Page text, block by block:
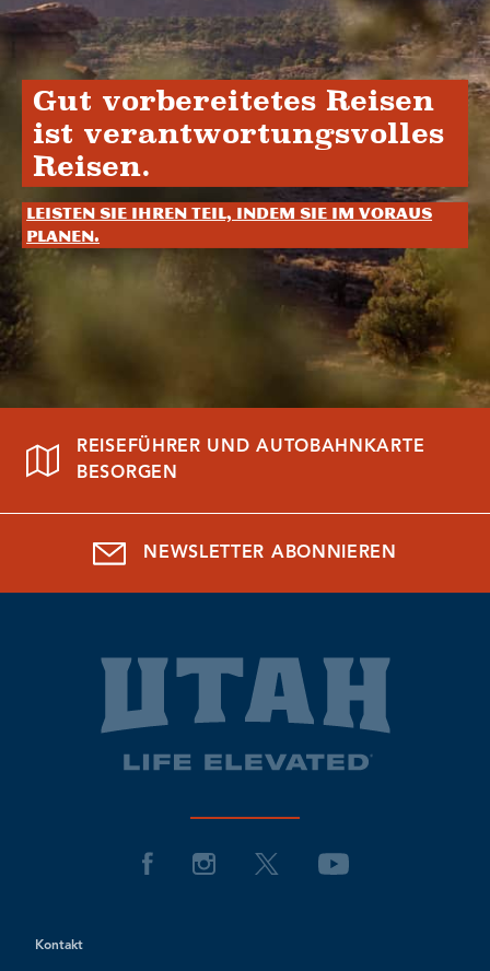
Gut vorbereitetes Reisen
ist verantwortungsvolles
Reisen.
Leisten Sie Ihren Teil, indem Sie im Voraus
planen.
REISEFÜHRER UND AUTOBAHNKARTE
BESORGEN
NEWSLETTER ABONNIEREN
Kontakt